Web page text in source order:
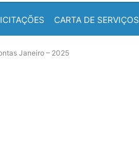
CARTA DE SERVIÇOS
Janeiro – 2025